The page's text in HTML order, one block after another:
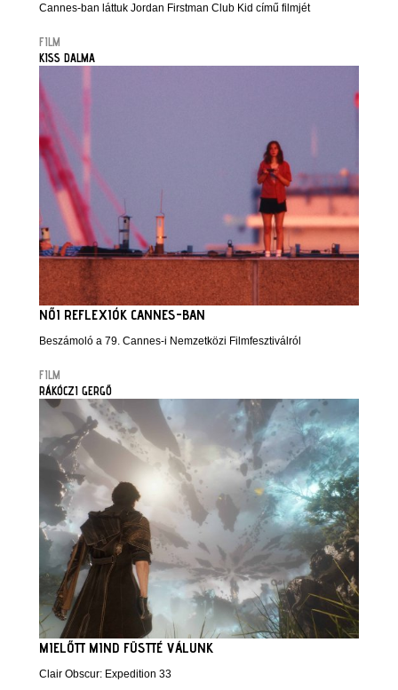
Cannes-ban láttuk Jordan Firstman Club Kid című filmjét
FILM
KISS DALMA
NŐI REFLEXIÓK CANNES-BAN
Beszámoló a 79. Cannes-i Nemzetközi Filmfesztiválról
FILM
RÁKÓCZI GERGŐ
MIELŐTT MIND FÜSTTÉ VÁLUNK
Clair Obscur: Expedition 33